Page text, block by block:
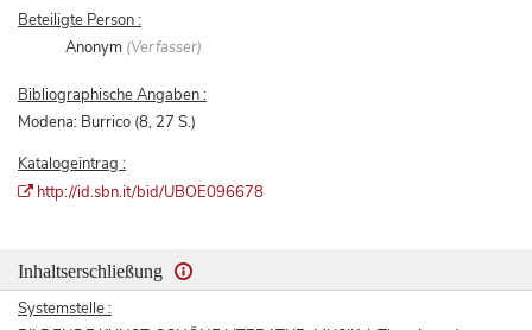
Beteiligte Person :
Anonym (Verfasser)
Bibliographische Angaben :
Modena: Burrico (8, 27 S.)
Katalogeintrag :
http://id.sbn.it/bid/UBOE096678
Inhaltserschließung
Systemstelle :